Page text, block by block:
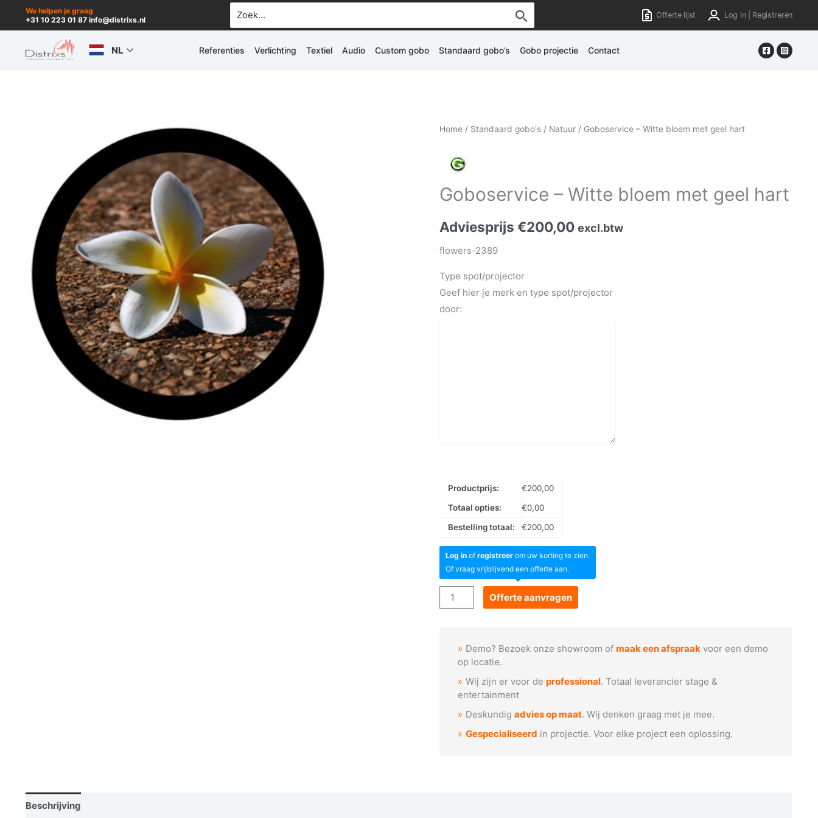
inhoud
We helpen je graag
+31 10 223 01 87 info@distrixs.nl
Zoek
naar:
Offerte lijst Log in | Registreren
NL Referenties Verlichting Textiel Audio Custom gobo Standaard gobo’s Gobo projectie Contact
Home / Standaard gobo's / Natuur / Goboservice – Witte bloem met geel hart
Goboservice – Witte bloem met geel hart
Adviesprijs€200,00 excl.btw
flowers-2389
Type spot/projector
Geef hier je merk en type spot/projector
door:
Productprijs: €200,00
Totaal opties:
€0,00
Bestelling totaal:
€200,00
Log in ofregistreer om uw korting te zien.
Of vraag vrijblijvend een offerte aan.
Goboservice
-
bloem
Offerte aanvragen
Demo? Bezoek onze showroom ofmaak een afspraak voor een demo
op locatie.
Wij zijn er voor deprofessional. Totaal leverancier stage &
entertainment
Deskundigadvies op maat. Wij denken graag met je mee.
Gespecialiseerd in projectie. Voor elke project een oplossing.
Beschrijving